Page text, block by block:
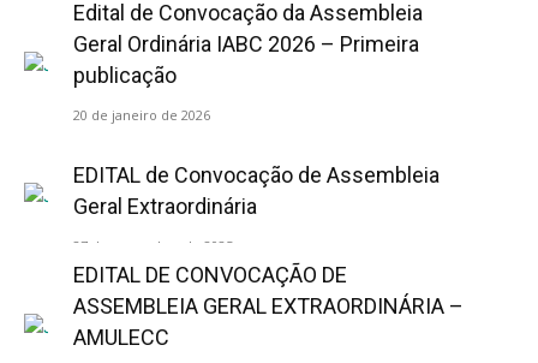
Edital de Convocação da Assembleia
Geral Ordinária IABC 2026 – Primeira
publicação
20 de janeiro de 2026
EDITAL de Convocação de Assembleia
Geral Extraordinária
27 de novembro de 2025
EDITAL DE CONVOCAÇÃO DE
ASSEMBLEIA GERAL EXTRAORDINÁRIA –
AMULECC